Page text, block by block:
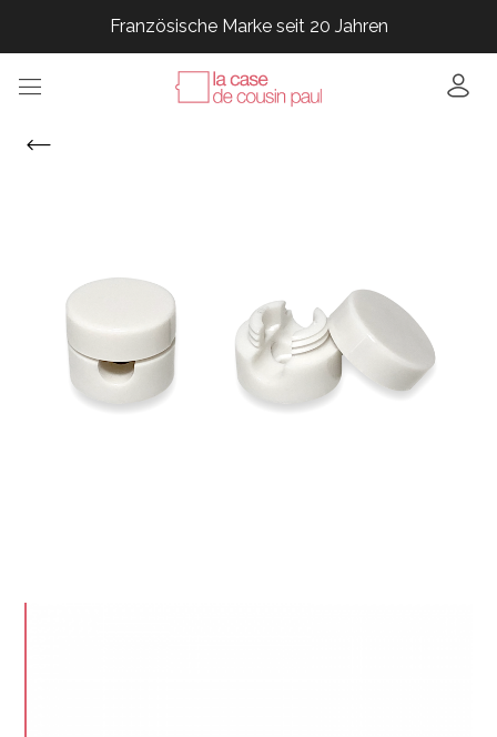
Französische Marke seit 20 Jahren
Französische Marke seit 20 Jahren
Französische Marke seit 20 Jahren